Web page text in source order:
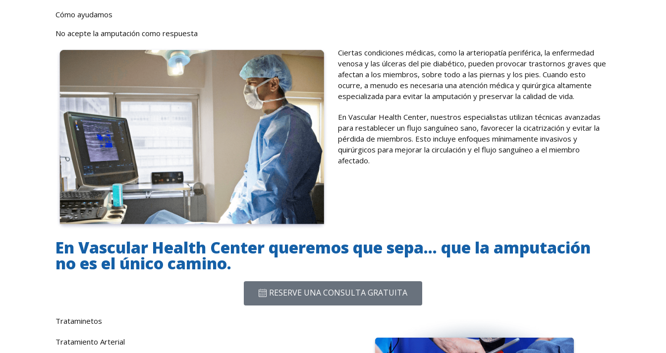
Cómo ayudamos
No acepte la amputación como respuesta
Ciertas condiciones médicas, como la arteriopatía periférica, la enfermedad
venosa y las úlceras del pie diabético, pueden provocar trastornos graves que
afectan a los miembros, sobre todo a las piernas y los pies. Cuando esto
ocurre, a menudo es necesaria una atención médica y quirúrgica altamente
especializada para evitar la amputación y preservar la calidad de vida.
En Vascular Health Center, nuestros especialistas utilizan técnicas avanzadas
para restablecer un flujo sanguíneo sano, favorecer la cicatrización y evitar la
pérdida de miembros. Esto incluye enfoques mínimamente invasivos y
quirúrgicos para mejorar la circulación y el flujo sanguíneo a el miembro
afectado.
En Vascular Health Center queremos que sepa... que la amputación
no es el único camino.
RESERVE UNA CONSULTA GRATUITA
Trataminetos
Tratamiento Arterial